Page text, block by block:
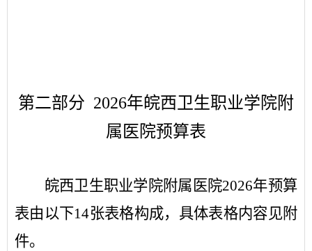
第二部分 2026年皖西卫生职业学院附
属医院预算表
皖西卫生职业学院附属医院2026年预算
表由以下14张表格构成，具体表格内容见附
件。